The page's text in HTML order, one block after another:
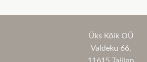
Üks Kõik OÜ
Valdeku 66,